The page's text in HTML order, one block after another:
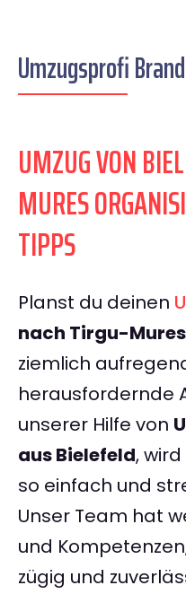
Umzugsprofi
UMZUG VON
MURES
TIPPS
Planst du deinen
nach Tirgu-Mures
ziemlich
herausfordernde
unserer Hilfe von
aus Bielefeld,
so einfach und
Unser Team hat
und
zügig und